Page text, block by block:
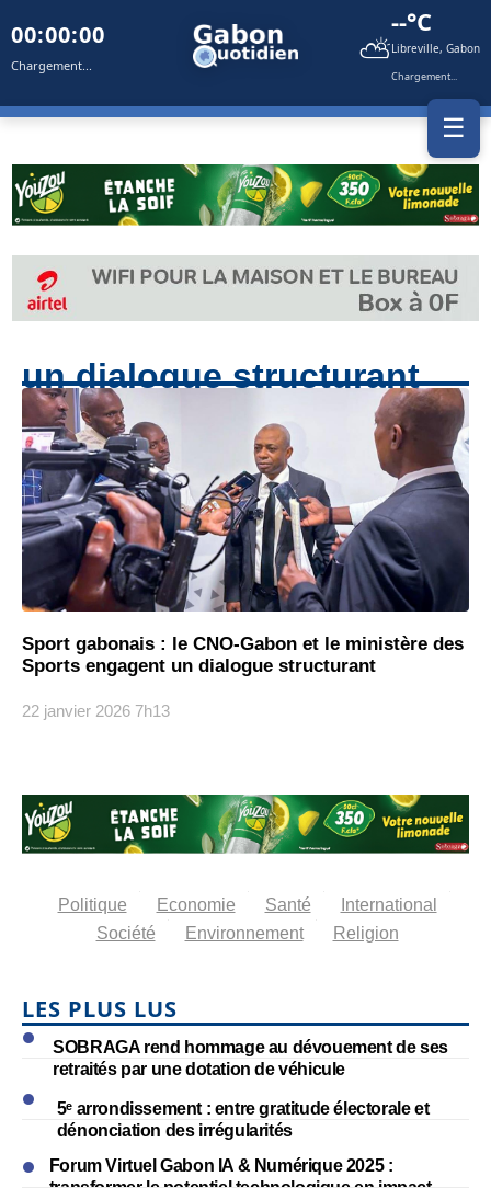
00:00:00
Chargement... ⛅
--°C
Libreville, Gabon
Chargement...
☰
un dialogue structurant
Sport gabonais : le CNO-Gabon et le ministère des
Sports engagent un dialogue structurant
22 janvier 2026 7h13
Politique Economie Santé
International
Société
Environnement Religion
LES PLUS LUS
SOBRAGA rend hommage au dévouement de ses
retraités par une dotation de véhicule
5ᵉ arrondissement : entre gratitude électorale et
dénonciation des irrégularités
Forum Virtuel Gabon IA & Numérique 2025 :